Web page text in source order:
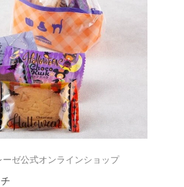
ーゼ公式オンラインショップ